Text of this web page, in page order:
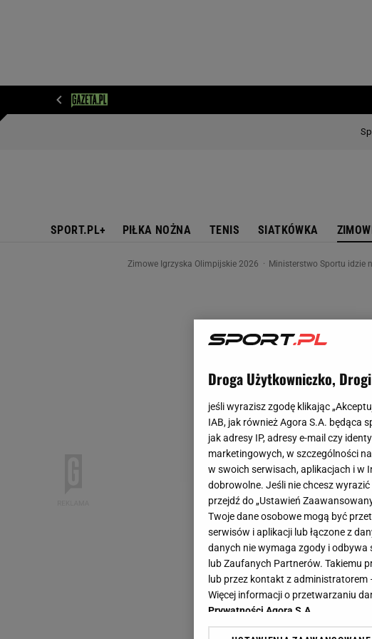
SPORT.PL+ PIŁKA NOŻNA TENIS SIATKÓWKA
Zimowe Igrzyska Olimpijskie 2026 Ministerstwo Sportu idzie
Droga Użytkowniczko,
jeśli wyrazisz zgodę klikając
IAB, jak również Agora S.A. będąca
jak adresy IP, adresy e-mail czy
marketingowych, w szczególności
w swoich serwisach, aplikacjach i w
dobrowolne. Jeśli nie chcesz
przejdź do „Ustawień
Twoje dane osobowe mogą być
serwisów i aplikacji lub łączone z
danych nie wymaga zgody i odbywa
lub Zaufanych Partnerów. Takiemu
lub przez kontakt z
Więcej informacji o przetwarzaniu
Prywatności Agora S.A.